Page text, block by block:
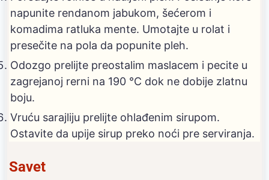
napunite rendanom jabukom, šećerom i
komadima ratluka mente. Umotajte u rolat i
presečite na pola da popunite pleh.
Odozgo prelijte preostalim maslacem i pecite u
zagrejanoj rerni na 190 °C dok ne dobije zlatnu
boju.
Vruću sarajliju prelijte ohlađenim sirupom.
Ostavite da upije sirup preko noći pre serviranja.
Savet